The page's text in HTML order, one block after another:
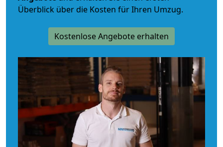
Überblick über die Kosten für Ihren Umzug.
Kostenlose Angebote erhalten